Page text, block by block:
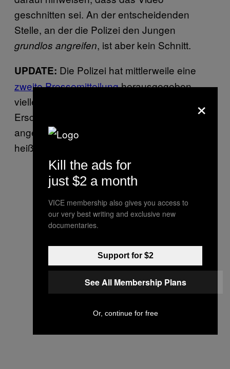
geschnitten sei. An der entscheidenden
Stelle, an der die Polizei den Jungen
grundlos angreifen, ist aber kein Schnitt.
UPDATE: Die Polizei hat mittlerweile eine
zweite Pressemitteilungherausgegeben,
vielleicht weil ihnen die erste nach
Erscheinen des Videos nicht mehr
angemessen vorkam. Zur Vorgeschichte
heißt es darin:
×
Kill the ads for
just $2 a month
VICE membership also gives you access to
our very best writing and exclusive new
documentaries.
Support for $2
See All Membership Plans
Or, continue for free